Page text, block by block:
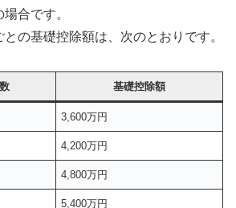
合です。
の基礎控除額は、次のとおりです。
基礎控除額
3,600万円
4,200万円
4,800万円
5,400万円